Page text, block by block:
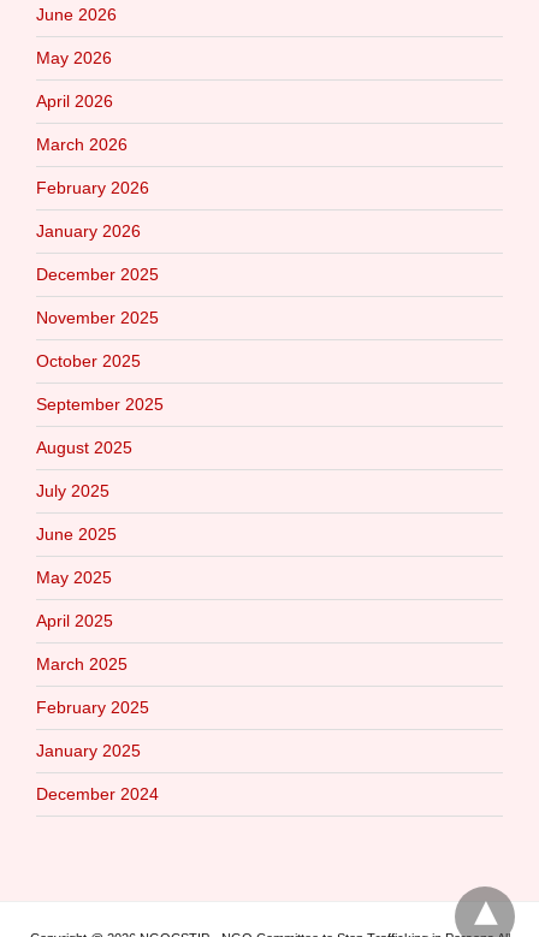
June 2026
May 2026
April 2026
March 2026
February 2026
January 2026
December 2025
November 2025
October 2025
September 2025
August 2025
July 2025
June 2025
May 2025
April 2025
March 2025
February 2025
January 2025
December 2024